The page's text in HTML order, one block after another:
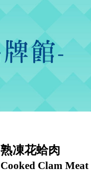
熟凍花蛤肉
Cooked Clam Meat